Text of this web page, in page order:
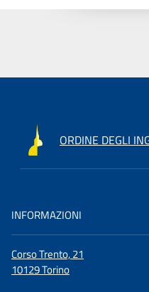
ORDINE DEGLI
INFORMAZIONI
Corso Trento, 21
10129 Torino